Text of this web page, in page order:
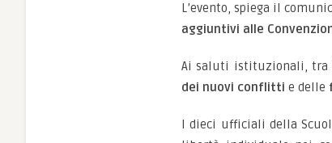
L’evento, spiega il
aggiuntivi alle
Ai saluti istituzionali, tra
dei nuovi conflitti e delle
I dieci ufficiali della